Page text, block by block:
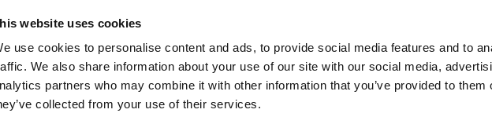
website uses cookies
use cookies to personalise content and ads, to provide social media features and to
We also share information about your use of our site with our social media,
partners who may combine it with other information that you’ve provided to them
collected from your use of their services.